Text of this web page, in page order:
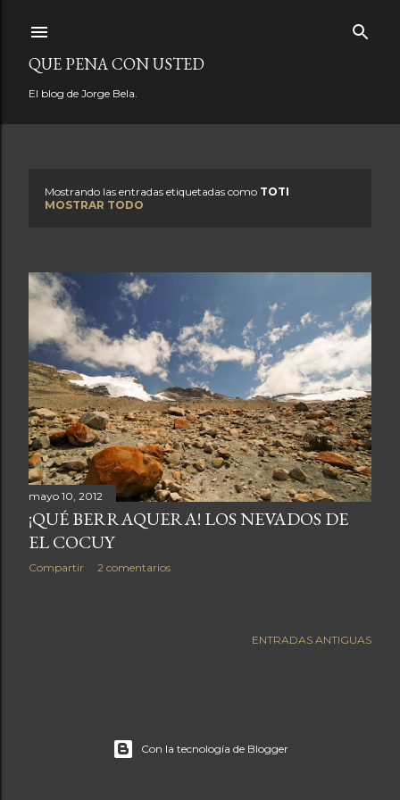
QUE PENA CON USTED
El blog de Jorge Bela.
t
r
a
d
a
s
Mostrando las entradas etiquetadas como TOTI
MOSTRAR TODO
mayo 10, 2012
¡QUÉ BERRAQUERA! LOS NEVADOS DE
EL COCUY
Compartir 2 comentarios
ENTRADAS ANTIGUAS
Con la tecnología de Blogger